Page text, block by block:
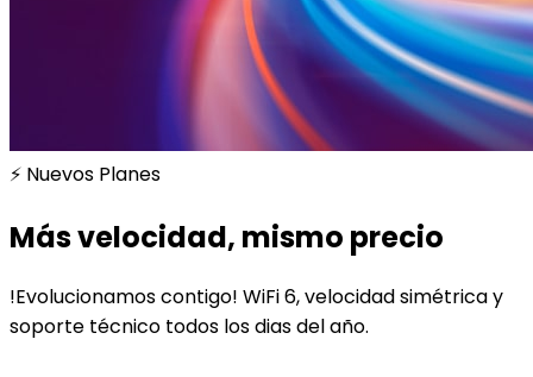
⚡ Nuevos Planes
Más velocidad, mismo precio
!Evolucionamos contigo! WiFi 6, velocidad simétrica y
soporte técnico todos los dias del año.